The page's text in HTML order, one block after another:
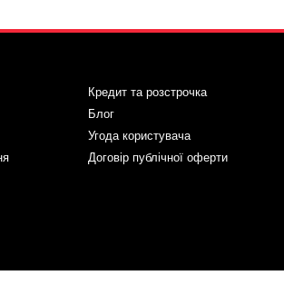
Кредит та розстрочка
Блог
Угода користувача
Договір публічної оферти